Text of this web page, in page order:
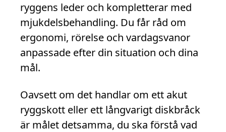
ryggens leder och kompletterar med
mjukdelsbehandling. Du får råd om
ergonomi, rörelse och vardagsvanor
anpassade efter din situation och dina
mål.
Oavsett om det handlar om ett akut
ryggskott eller ett långvarigt diskbråck
är målet detsamma, du ska förstå vad